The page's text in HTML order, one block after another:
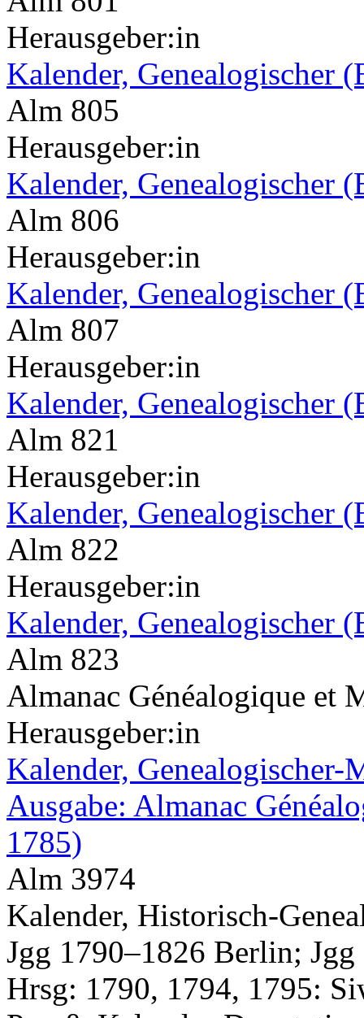
Herausgeber:in
Kalender, Genealogischer
Alm 805
Herausgeber:in
Kalender, Genealogischer
Alm 806
Herausgeber:in
Kalender, Genealogischer
Alm 807
Herausgeber:in
Kalender, Genealogischer
Alm 821
Herausgeber:in
Kalender, Genealogischer
Alm 822
Herausgeber:in
Kalender, Genealogischer
Alm 823
Almanac Généalogique et
Herausgeber:in
Kalender,
Ausgabe: Almanac
1785)
Alm 3974
Kalender, Historisch-
Jgg 1790–1826 Berlin;
Hrsg: 1790, 1794, 1795: